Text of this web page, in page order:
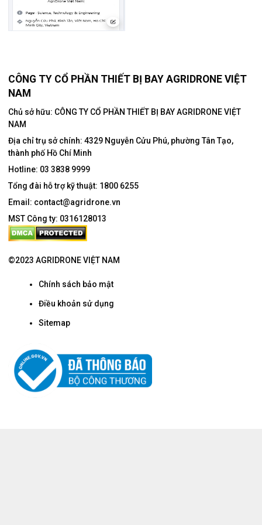
CÔNG TY CỔ PHẦN THIẾT BỊ BAY AGRIDRONE VIỆT
NAM
Chủ sở hữu: CÔNG TY CỔ PHẦN THIẾT BỊ BAY AGRIDRONE VIỆT
NAM
Địa chỉ trụ sở chính: 4329 Nguyễn Cửu Phú, phường Tân Tạo,
thành phố Hồ Chí Minh
Hotline: 03 3838 9999
Tổng đài hỗ trợ kỹ thuật: 1800 6255
Email: contact@agridrone.vn
MST Công ty: 0316128013
©2023 AGRIDRONE VIỆT NAM
Chính sách bảo mật
Điều khoản sử dụng
Sitemap